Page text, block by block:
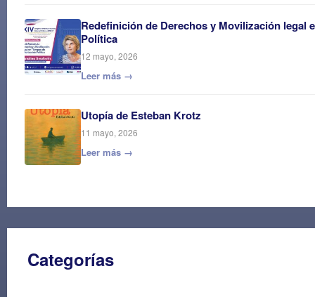
Redefinición de Derechos y Movilización legal
Política
12 mayo, 2026
Leer más →
Utopía de Esteban Krotz
11 mayo, 2026
Leer más →
Categorías